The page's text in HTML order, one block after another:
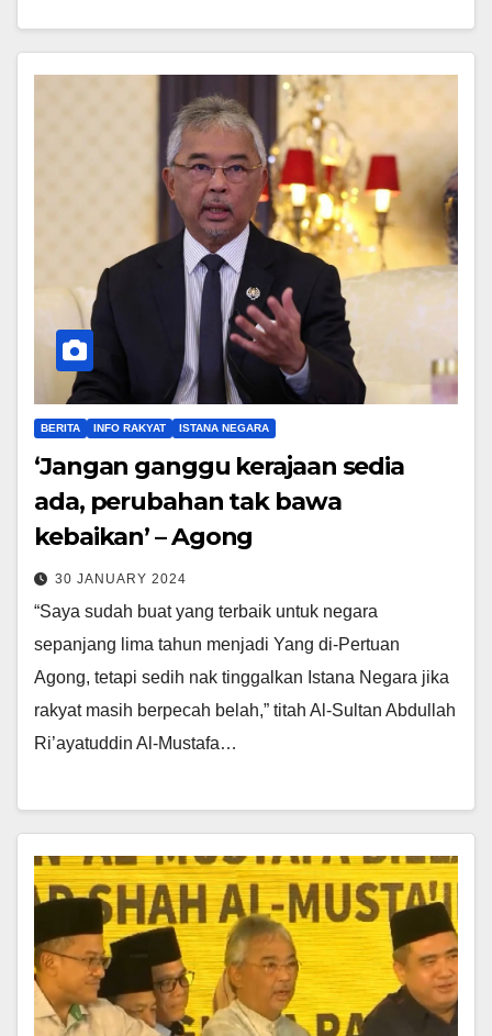
BERITA INFO RAKYAT ISTANA NEGARA
‘Jangan ganggu kerajaan sedia
ada, perubahan tak bawa
kebaikan’ – Agong
30 JANUARY 2024
“Saya sudah buat yang terbaik untuk negara
sepanjang lima tahun menjadi Yang di-Pertuan
Agong, tetapi sedih nak tinggalkan Istana Negara jika
rakyat masih berpecah belah,” titah Al-Sultan Abdullah
Ri’ayatuddin Al-Mustafa…